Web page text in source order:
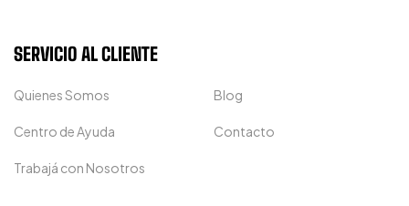
SERVICIO AL CLIENTE
Quienes Somos Blog
Centro de Ayuda Contacto
Trabajá con Nosotros